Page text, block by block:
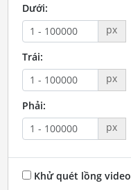
Dưới:
px
Trái:
px
Phải:
px
Khử quét lồng video